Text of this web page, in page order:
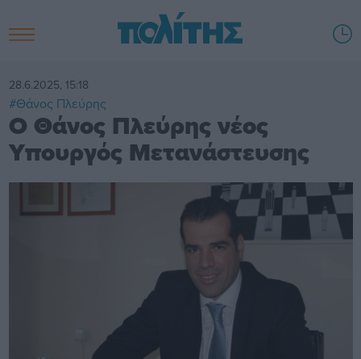
28.6.2025, 15:18
#Θάνος Πλεύρης
Ο Θάνος Πλεύρης νέος
Υπουργός Μετανάστευσης